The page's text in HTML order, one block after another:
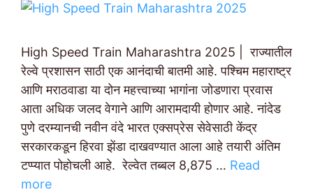
High Speed Train Maharashtra 2025 | राज्यातील
रेल्वे प्रशासन साठी एक आनंदाची बातमी आहे. पश्चिम महाराष्ट्र
आणि मराठवाडा या दोन महत्त्वाच्या भागांना जोडणारा प्रवास
आता अधिक जलद वेगाने आणि आरामदायी होणार आहे. नांदेड
पुणे दरम्यानची नवीन वंदे भारत एक्सप्रेस सेवेसाठी केंद्र
सरकारकडून हिरवा झेंडा दाखवण्यात आला आहे तयारी अंतिम
टप्प्यात पोहोचली आहे. रेल्वेत तब्बल 8,875 … Read
more